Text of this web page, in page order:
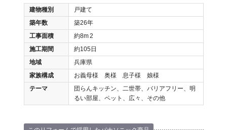
建物種別
戸建て
築年数
築26年
工事面積
約8m2
施工期間
約105日
地域
兵庫県
家族構成
お義母様 奥様 息子様 娘様
テーマ
団らんキッチン、二世帯、バリアフリー、明
るい部屋、ペット、広々、その他